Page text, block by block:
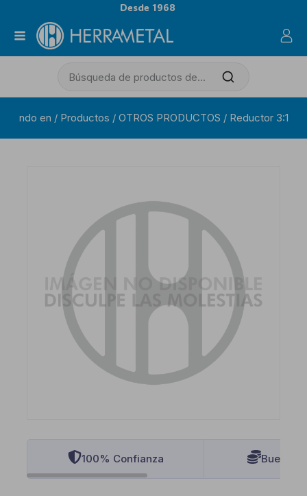
Desde 1968
ndo en / Productos / OTROS PRODUCTOS / Reductor 3:1
100% Confianza Buenos